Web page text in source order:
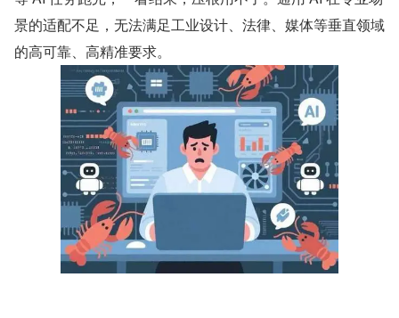
景的适配不足，无法满足工业设计、法律、媒体等垂直领域
的高可靠、高精准要求。